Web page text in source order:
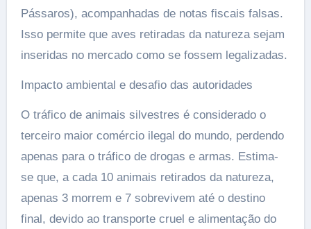
Pássaros), acompanhadas de notas fiscais falsas.
Isso permite que aves retiradas da natureza sejam
inseridas no mercado como se fossem legalizadas.
Impacto ambiental e desafio das autoridades
O tráfico de animais silvestres é considerado o
terceiro maior comércio ilegal do mundo, perdendo
apenas para o tráfico de drogas e armas. Estima-
se que, a cada 10 animais retirados da natureza,
apenas 3 morrem e 7 sobrevivem até o destino
final, devido ao transporte cruel e alimentação do